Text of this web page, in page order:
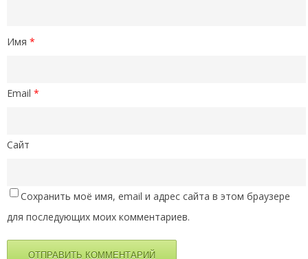
Имя *
Email *
Сайт
Сохранить моё имя, email и адрес сайта в этом браузере
для последующих моих комментариев.